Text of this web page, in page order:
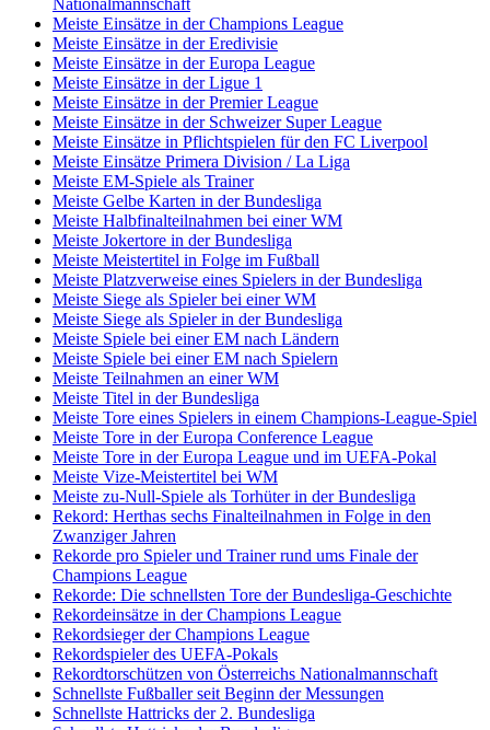
Meiste Einsätze in der Champions League
Meiste Einsätze in der Eredivisie
Meiste Einsätze in der Europa League
Meiste Einsätze in der Ligue 1
Meiste Einsätze in der Premier League
Meiste Einsätze in der Schweizer Super League
Meiste Einsätze in Pflichtspielen für den FC Liverpool
Meiste Einsätze Primera Division / La Liga
Meiste EM-Spiele als Trainer
Meiste Gelbe Karten in der Bundesliga
Meiste Halbfinalteilnahmen bei einer WM
Meiste Jokertore in der Bundesliga
Meiste Meistertitel in Folge im Fußball
Meiste Platzverweise eines Spielers in der Bundesliga
Meiste Siege als Spieler bei einer WM
Meiste Siege als Spieler in der Bundesliga
Meiste Spiele bei einer EM nach Ländern
Meiste Spiele bei einer EM nach Spielern
Meiste Teilnahmen an einer WM
Meiste Titel in der Bundesliga
Meiste Tore eines Spielers in einem Champions-League-Spiel
Meiste Tore in der Europa Conference League
Meiste Tore in der Europa League und im UEFA-Pokal
Meiste Vize-Meistertitel bei WM
Meiste zu-Null-Spiele als Torhüter in der Bundesliga
Rekord: Herthas sechs Finalteilnahmen in Folge in den
Zwanziger Jahren
Rekorde pro Spieler und Trainer rund ums Finale der
Champions League
Rekorde: Die schnellsten Tore der Bundesliga-Geschichte
Rekordeinsätze in der Champions League
Rekordsieger der Champions League
Rekordspieler des UEFA-Pokals
Rekordtorschützen von Österreichs Nationalmannschaft
Schnellste Fußballer seit Beginn der Messungen
Schnellste Hattricks der 2. Bundesliga